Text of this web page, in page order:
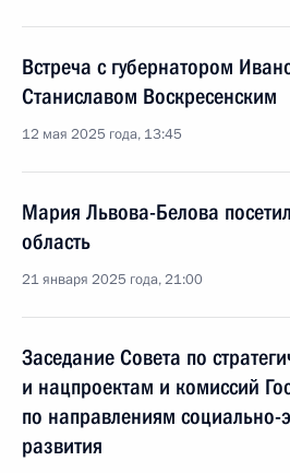
Встреча с губернатором
Станиславом Воскресенским
12 мая 2025 года, 13:45
Мария Львова-Белова
область
21 января 2025 года, 21:00
Заседание Совета по
и нацпроектам и комиссий
по направлениям социально-
развития